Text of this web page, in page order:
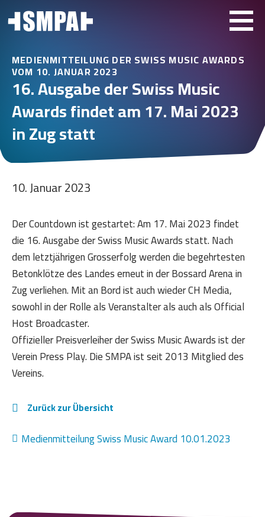
MEDIENMITTEILUNG DER SWISS MUSIC AWARDS
VOM 10. JANUAR 2023
16. Ausgabe der Swiss Music
Awards findet am 17. Mai 2023
in Zug statt
10. Januar 2023
Der Countdown ist gestartet: Am 17. Mai 2023 findet
die 16. Ausgabe der Swiss Music Awards statt. Nach
dem letztjährigen Grosserfolg werden die begehrtesten
Betonklötze des Landes erneut in der Bossard Arena in
Zug verliehen. Mit an Bord ist auch wieder CH Media,
sowohl in der Rolle als Veranstalter als auch als Official
Host Broadcaster.
Offizieller Preisverleiher der Swiss Music Awards ist der
Verein Press Play. Die SMPA ist seit 2013 Mitglied des
Vereins.
Zurück zur Übersicht
Medienmitteilung Swiss Music Award 10.01.2023